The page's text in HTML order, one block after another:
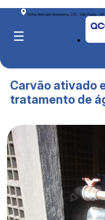
Adília Mercado Madureira, 135 - São Paulo - SP
☰
Carvão ativado
tratamento de